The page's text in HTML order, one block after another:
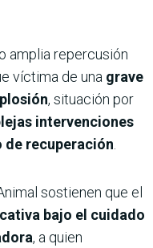
amplia repercusión
víctima de una grave
, situación por
intervenciones
de recuperación
sostienen que el
bajo el cuidado
, a quien